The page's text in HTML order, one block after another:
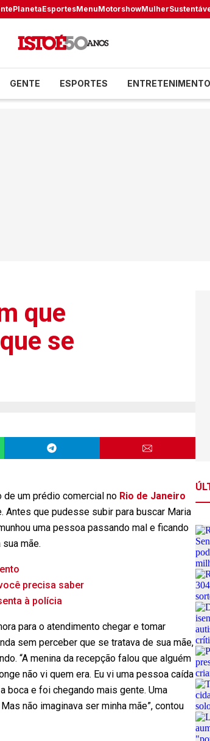
PlanetaEsportesMenuMotorshowMulher
GENTE ESPORTES ENTRETENIMENTO
que
se
de um prédio comercial no Rio de Janeiro
Antes que pudesse subir para buscar Maria
uma pessoa passando mal e ficando
mãe.
precisa saber
à polícia
para o atendimento chegar e tomar
sem perceber que se tratava de sua mãe,
“A menina da recepção falou que alguém
não vi quem era. Eu vi uma pessoa caída
boca e foi chegando mais gente. Uma
não imaginava ser minha mãe”, contou